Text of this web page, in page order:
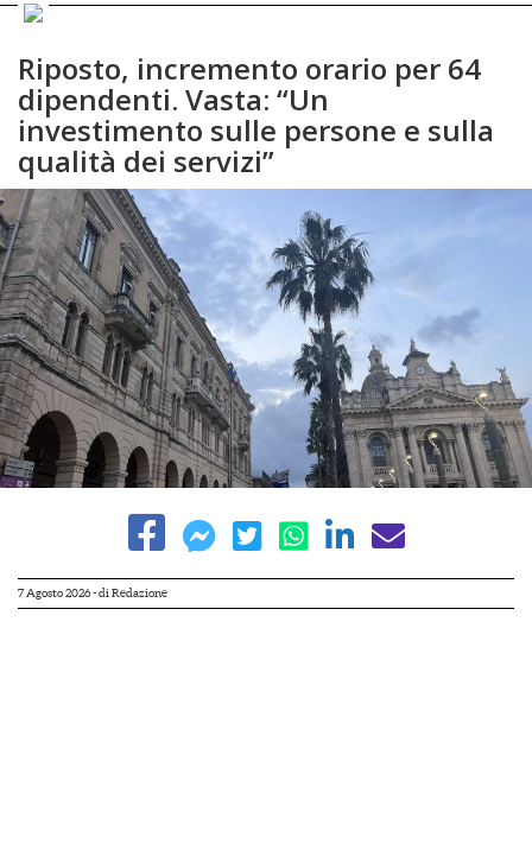
Riposto, incremento orario per 64
dipendenti. Vasta: “Un
investimento sulle persone e sulla
qualità dei servizi”
7 Agosto 2026- di Redazione